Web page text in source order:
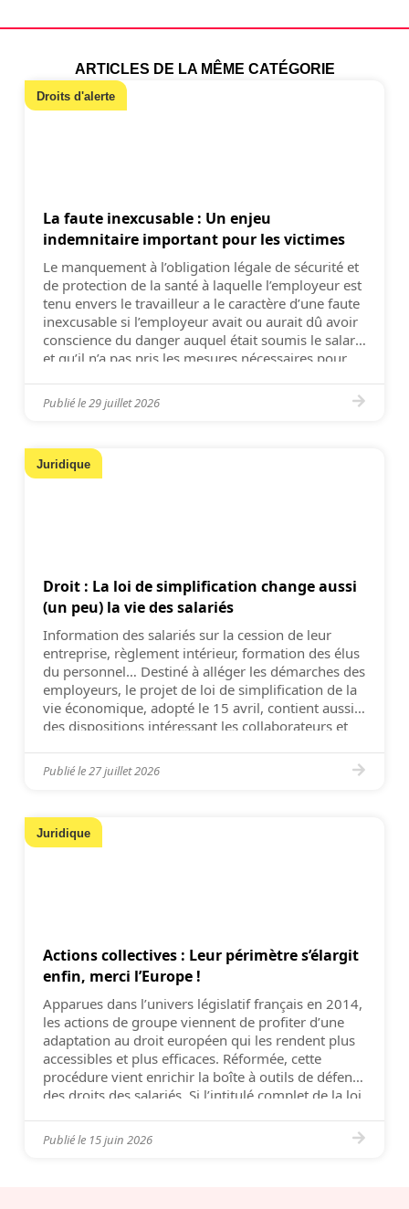
ARTICLES DE LA MÊME CATÉGORIE
Droits d'alerte
La faute inexcusable : Un enjeu
indemnitaire important pour les victimes
Le manquement à l’obligation légale de sécurité et
de protection de la santé à laquelle l’employeur est
tenu envers le travailleur a le caractère d’une faute
inexcusable si l’employeur avait ou aurait dû avoir
conscience du danger auquel était soumis le salarié
et qu’il n’a pas pris les mesures nécessaires pour
Publié le29 juillet 2026
Juridique
Droit : La loi de simplification change aussi
(un peu) la vie des salariés
Information des salariés sur la cession de leur
entreprise, règlement intérieur, formation des élus
du personnel… Destiné à alléger les démarches des
employeurs, le projet de loi de simplification de la
vie économique, adopté le 15 avril, contient aussi
des dispositions intéressant les collaborateurs et
règlement intérieur n’est […]
Publié le27 juillet 2026
Juridique
Actions collectives : Leur périmètre s’élargit
enfin, merci l’Europe !
Apparues dans l’univers législatif français en 2014,
les actions de groupe viennent de profiter d’une
adaptation au droit européen qui les rendent plus
accessibles et plus efficaces. Réformée, cette
procédure vient enrichir la boîte à outils de défense
des droits des salariés. Si l’intitulé complet de la loi
dispositions d’adaptation […]
Publié le 15 juin 2026